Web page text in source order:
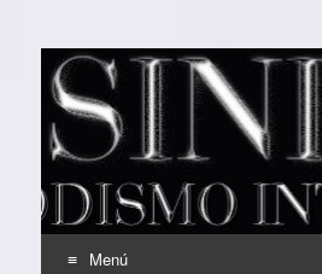
EL SINDICAL
Periodismo Inteligente
Menú